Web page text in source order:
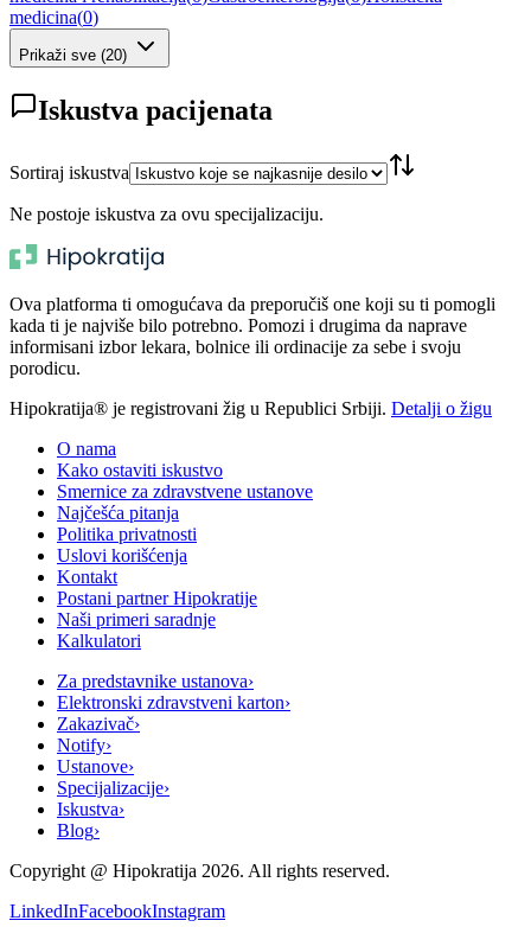
medicina(0)
Prikaži sve (20)
Iskustva pacijenata
Sortiraj iskustva
Ne postoje iskustva za ovu specijalizaciju.
Ova platforma ti omogućava da preporučiš one koji su ti pomogli
kada ti je najviše bilo potrebno. Pomozi i drugima da naprave
informisani izbor lekara, bolnice ili ordinacije za sebe i svoju
porodicu.
Hipokratija® je registrovani žig u Republici Srbiji. Detalji o žigu
O nama
Kako ostaviti iskustvo
Smernice za zdravstvene ustanove
Najčešća pitanja
Politika privatnosti
Uslovi korišćenja
Kontakt
Postani partner Hipokratije
Naši primeri saradnje
Kalkulatori
Za predstavnike ustanova›
Elektronski zdravstveni karton›
Zakazivač›
Notify›
Ustanove›
Specijalizacije›
Iskustva›
Blog›
Copyright @ Hipokratija 2026. All rights reserved.
LinkedInFacebookInstagram